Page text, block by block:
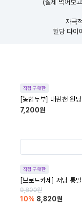
(실제 먹어보
자극
혈당 다이
직접 구매한
[농협두부] 내린천 원
7,200원
직접 구매한
[브로드카세] 저당 통
9,800원
10% 8,820원